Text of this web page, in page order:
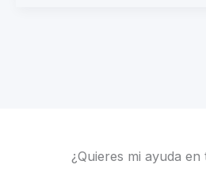
¿Quieres mi ayuda